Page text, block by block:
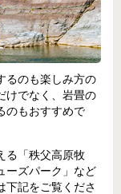
るのも楽しみ方の
けでなく、岩畳の
のもおすすめで
る「秩父高原牧
ーズパーク」など
下記をご覧くださ